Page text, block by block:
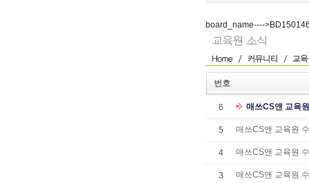
board_name----
번호
6 매쓰CS앤 교육
5 매쓰CS앤 교육원
4 매쓰CS앤 교육원
3 매쓰CS앤 교육원